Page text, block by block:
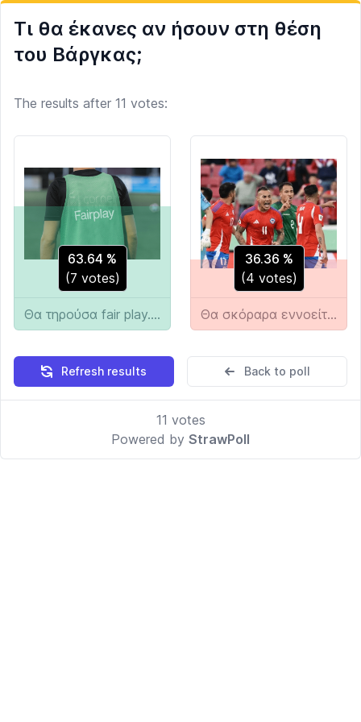
Τι θα έκανες αν ήσουν στη θέση
του Βάργκας;
The results after 11 votes:
63.64 %
(7 votes)
Θα τηρούσα fair play. Είμαι δίκαιος άνθρωπος
36.36 %
(4 votes)
Θα σκόραρα εννοείται. Δεν θα έκαναν το ίδιο για μένα!
Refresh results Back to poll
11 votes
Powered by StrawPoll